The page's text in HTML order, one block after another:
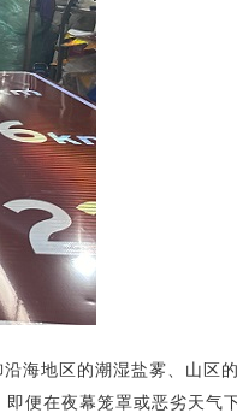
海地区的潮湿盐雾、山区
便在夜幕笼罩或恶劣天气